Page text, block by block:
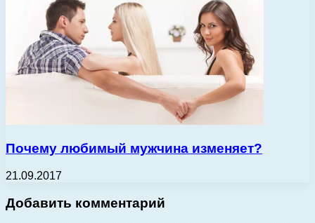
Почему любимый мужчина изменяет?
21.09.2017
Добавить комментарий